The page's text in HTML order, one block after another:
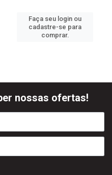
Faça seu login ou
cadastre-se para
comprar.
nossas ofertas!